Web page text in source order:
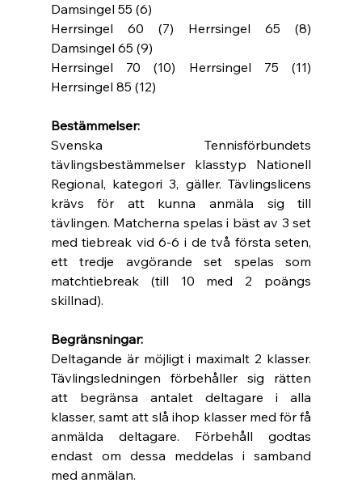
Damsingel 55 (6)
Herrsingel 60 (7) Herrsingel 65 (8)
Damsingel 65 (9)
Herrsingel 70 (10) Herrsingel 75 (11)
Herrsingel 85 (12)
Bestämmelser:
Svenska Tennisförbundets
tävlingsbestämmelser klasstyp Nationell
Regional, kategori 3, gäller. Tävlingslicens
krävs för att kunna anmäla sig till
tävlingen. Matcherna spelas i bäst av 3 set
med tiebreak vid 6-6 i de två första seten,
ett tredje avgörande set spelas som
matchtiebreak (till 10 med 2 poängs
skillnad).
Begränsningar:
Deltagande är möjligt i maximalt 2 klasser.
Tävlingsledningen förbehåller sig rätten
att begränsa antalet deltagare i alla
klasser, samt att slå ihop klasser med för få
anmälda deltagare. Förbehåll godtas
endast om dessa meddelas i samband
med anmälan.